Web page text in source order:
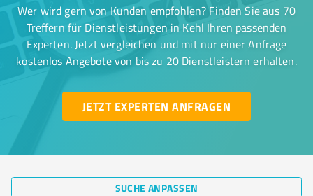
Wer wird gern von Kunden empfohlen? Finden Sie aus 70
Treffern für Dienstleistungen in Kehl Ihren passenden
Experten. Jetzt vergleichen und mit nur einer Anfrage
kostenlos Angebote von bis zu 20 Dienstleistern erhalten.
JETZT EXPERTEN ANFRAGEN
SUCHE ANPASSEN